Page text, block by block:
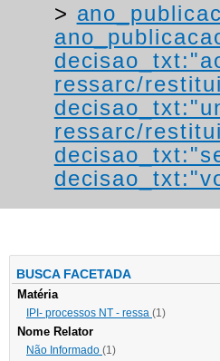
>
ressarc/
ressarc/
BUSCA FACETADA
Matéria
IPI- processos NT - ressa (1)
Nome Relator
Não Informado (1)